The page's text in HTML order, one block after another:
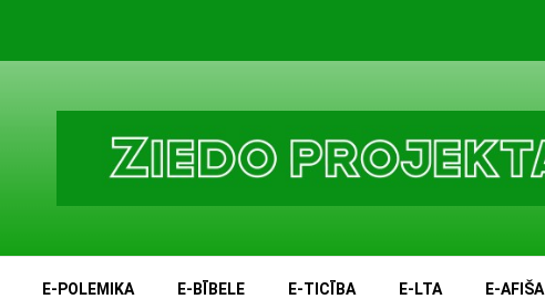
E-POLEMIKA E-BĪBELE E-TICĪBA E-LTA E-AFIŠA